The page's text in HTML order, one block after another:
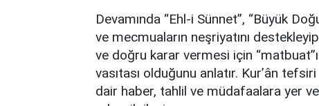
Devamında “Ehl-i Sünnet”, “Büyük
ve mecmuaların neşriyatını
ve doğru karar vermesi için
vasıtası olduğunu anlatır. Kur’ân
dair haber, tahlil ve müdafaalara yer